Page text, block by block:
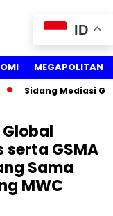
MEGAPOLITAN
Sidang Mediasi
Global
serta GSMA
Sama
MWC
ID